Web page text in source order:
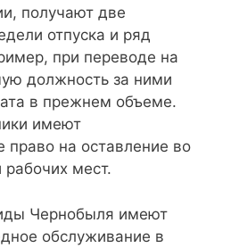
получают две
отпуска и ряд
при переводе на
должность за ними
в прежнем объеме.
имеют
право на оставление во
мест.
Чернобыля имеют
обслуживание в